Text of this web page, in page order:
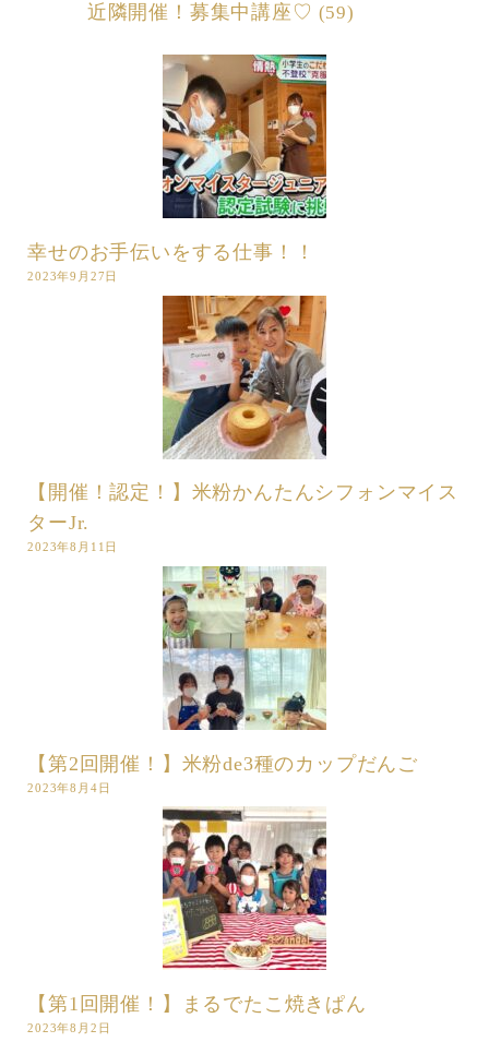
近隣開催！募集中講座♡ (59)
幸せのお手伝いをする仕事！！
2023年9月27日
【開催！認定！】米粉かんたんシフォンマイス
ターJr.
2023年8月11日
【第2回開催！】米粉de3種のカップだんご
2023年8月4日
【第1回開催！】まるでたこ焼きぱん
2023年8月2日